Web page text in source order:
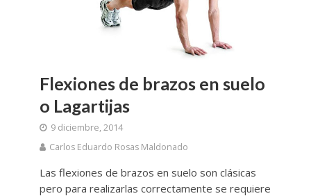
Flexiones de brazos en suelo
o Lagartijas
9 diciembre, 2014
Carlos Eduardo Rosas Maldonado
Las flexiones de brazos en suelo son clásicas
pero para realizarlas correctamente se requiere